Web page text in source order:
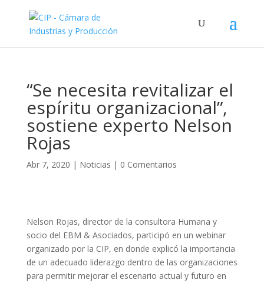
“Se necesita revitalizar el
espíritu organizacional”,
sostiene experto Nelson
Rojas
Abr 7, 2020 | Noticias | 0 Comentarios
Nelson Rojas, director de la consultora Humana y
socio del EBM & Asociados, participó en un webinar
organizado por la CIP, en donde explicó la importancia
de un adecuado liderazgo dentro de las organizaciones
para permitir mejorar el escenario actual y futuro en